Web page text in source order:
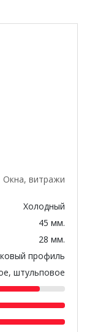
Окна, витражи
Холодный
45 мм.
28 мм.
профиль
штульповое